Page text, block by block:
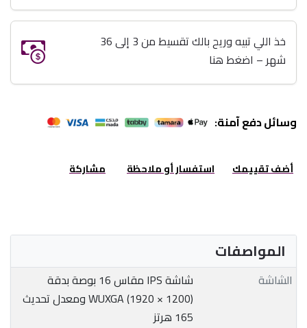
خذ اللي تبيه وريح بالك تقسيط من 3 إلى 36
شهر – اضغط هنا
وسائل دفع آمنة:
أضف تقييمك استفسار أو ملاحظة مشاركة
المواصفات
الشاشة
شاشة IPS مقاس 16 بوصة بدقة
WUXGA (1920 × 1200) ومعدل تحديث
165 هرتز